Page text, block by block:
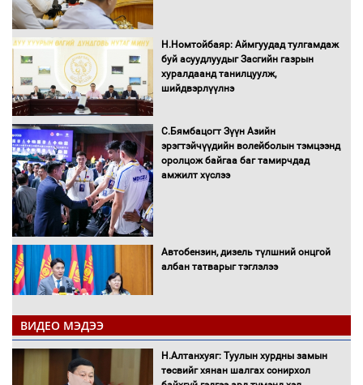
Н.Номтойбаяр: Аймгуудад тулгамдаж
буй асуудлуудыг Засгийн газрын
хуралдаанд танилцуулж,
шийдвэрлүүлнэ
С.Бямбацогт Зүүн Азийн
эрэгтэйчүүдийн волейболын тэмцээнд
оролцож байгаа баг тамирчдад
амжилт хүслээ
Автобензин, дизель түлшний онцгой
албан татварыг тэглэлээ
мэндийн салбар хамаарахгүй
ВИДЕО МЭДЭЭ
Н.Алтанхуяг: Туулын хурдны замын
төсвийг хянан шалгах сонирхол